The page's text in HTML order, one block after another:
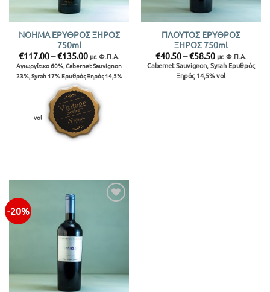
ΝΟΗΜΑ ΕΡΥΘΡΟΣ ΞΗΡΟΣ
750ml
€117.00–€135.00Price
range:
€117.00
through
€135.00
με Φ.Π.Α.
Αγιωργίτικο 60%, Cabernet Sauvignon
23%, Syrah 17% Ερυθρός Ξηρός 14,5%
vol
ΠΛΟΥΤΟΣ ΕΡΥΘΡΟΣ
ΞΗΡΟΣ 750ml
€40.50–€58.50Price
range:
€40.50
through
με Φ.Π.Α.
Cabernet Sauvignon, Syrah Ερυθρός
Ξηρός 14,5% vol
-20%